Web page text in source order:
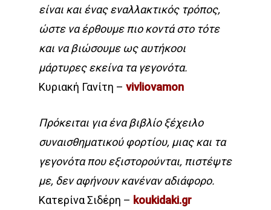
είναι και ένας εναλλακτικός τρόπος,
ώστε να έρθουμε πιο κοντά στο τότε
και να βιώσουμε ως αυτήκοοι
μάρτυρες εκείνα τα γεγονότα.
Κυριακή Γανίτη – vivliovamon
Πρόκειται για ένα βιβλίο ξέχειλο
συναισθηματικού φορτίου, μιας και τα
γεγονότα που εξιστορούνται, πιστέψτε
με, δεν αφήνουν κανέναν αδιάφορο.
Κατερίνα Σιδέρη – koukidaki.gr